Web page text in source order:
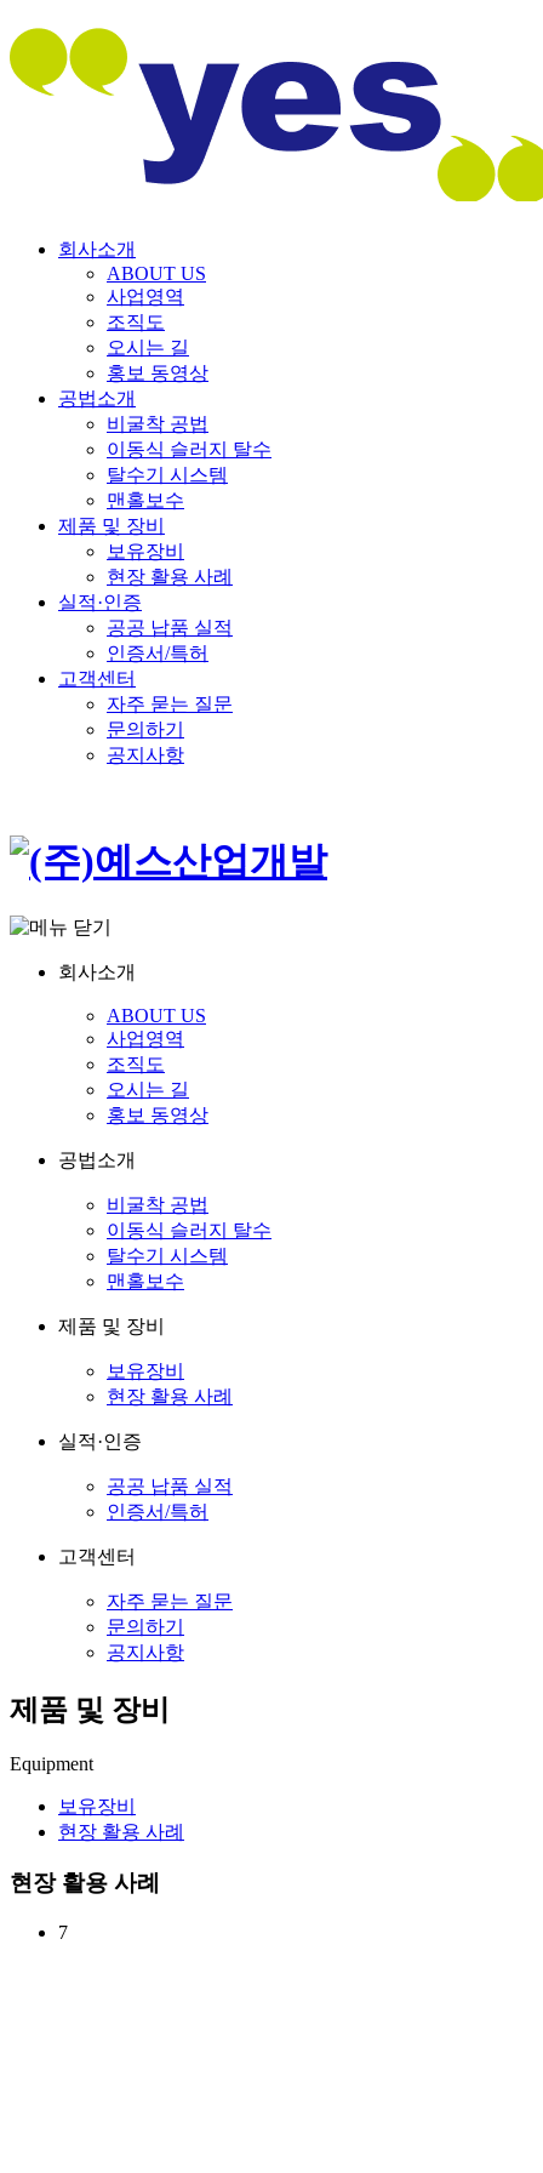
회사소개
ABOUT US
사업영역
조직도
오시는 길
홍보 동영상
공법소개
비굴착 공법
이동식 슬러지 탈수
탈수기 시스템
맨홀보수
제품 및 장비
보유장비
현장 활용 사례
실적·인증
공공 납품 실적
인증서/특허
고객센터
자주 묻는 질문
문의하기
공지사항
회사소개
ABOUT US
사업영역
조직도
오시는 길
홍보 동영상
공법소개
비굴착 공법
이동식 슬러지 탈수
탈수기 시스템
맨홀보수
제품 및 장비
보유장비
현장 활용 사례
실적·인증
공공 납품 실적
인증서/특허
고객센터
자주 묻는 질문
문의하기
공지사항
제품 및 장비
Equipment
보유장비
현장 활용 사례
현장 활용 사례
7